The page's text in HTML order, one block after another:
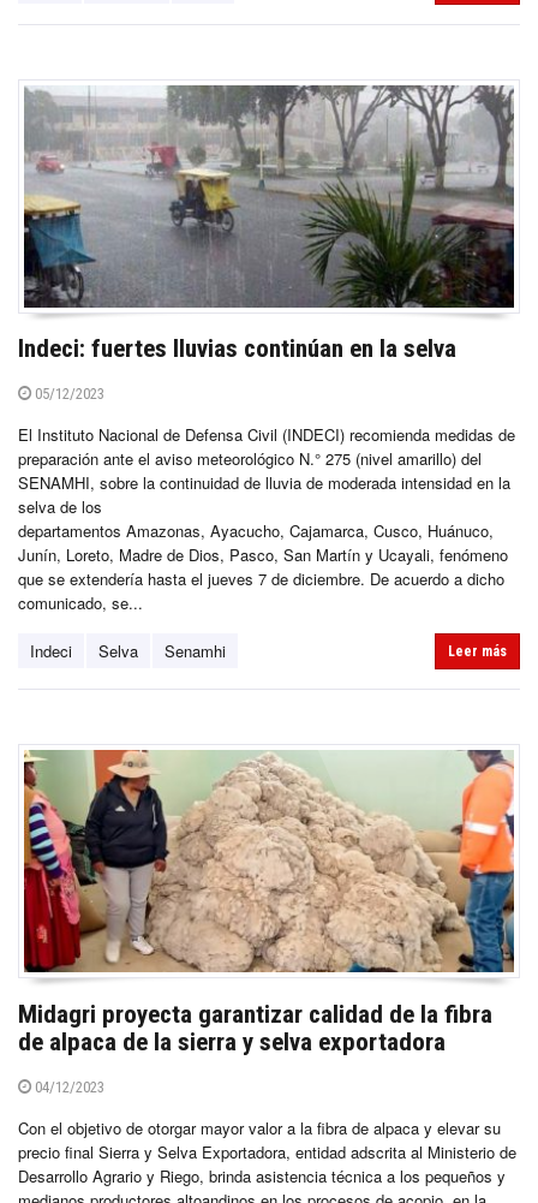
Indeci: fuertes lluvias continúan en la selva
05/12/2023
El Instituto Nacional de Defensa Civil (INDECI) recomienda medidas de
preparación ante el aviso meteorológico N.° 275 (nivel amarillo) del
SENAMHI, sobre la continuidad de lluvia de moderada intensidad en la
selva de los
departamentos Amazonas, Ayacucho, Cajamarca, Cusco, Huánuco,
Junín, Loreto, Madre de Dios, Pasco, San Martín y Ucayali, fenómeno
que se extendería hasta el jueves 7 de diciembre. De acuerdo a dicho
comunicado, se...
Indeci Selva Senamhi Leer más
Midagri proyecta garantizar calidad de la fibra
de alpaca de la sierra y selva exportadora
04/12/2023
Con el objetivo de otorgar mayor valor a la fibra de alpaca y elevar su
precio final Sierra y Selva Exportadora, entidad adscrita al Ministerio de
Desarrollo Agrario y Riego, brinda asistencia técnica a los pequeños y